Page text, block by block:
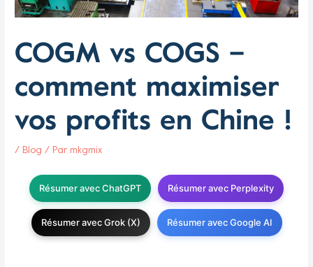
COGM vs COGS –
comment maximiser
vos profits en Chine !
/ Blog / Par mkgmix
Résumer avec ChatGPT Résumer avec Perplexity
Résumer avec Grok (X) Résumer avec Google AI